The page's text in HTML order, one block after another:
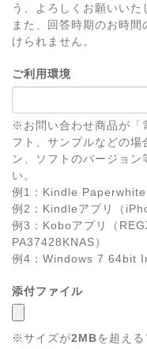
う、よろしくお願いいた
また、回答時期のお時
けられません。
ご利用環境
※お問い合わせ商品が「
フト、サンプルなどの場
ン、ソフトのバージョン
い。
例1：Kindle Paperwhite
例2：Kindleアプリ（
例3：Koboアプリ（
PA37428KNAS）
例4：Windows 7 64bit
添付ファイル
※サイズが2MBを超える